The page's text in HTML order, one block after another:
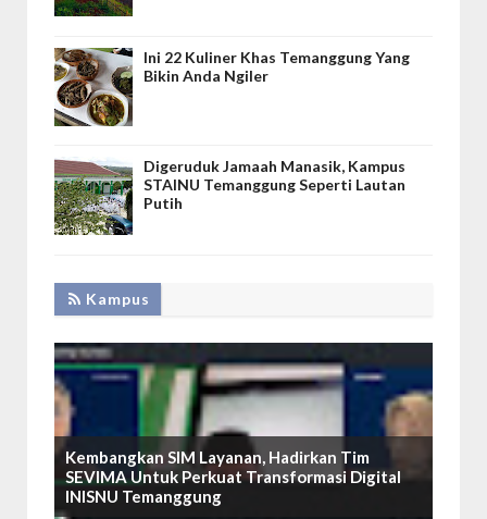
Ini 22 Kuliner Khas Temanggung Yang
Bikin Anda Ngiler
Digeruduk Jamaah Manasik, Kampus
STAINU Temanggung Seperti Lautan
Putih
Kampus
Kembangkan SIM Layanan, Hadirkan Tim
SEVIMA Untuk Perkuat Transformasi Digital
INISNU Temanggung